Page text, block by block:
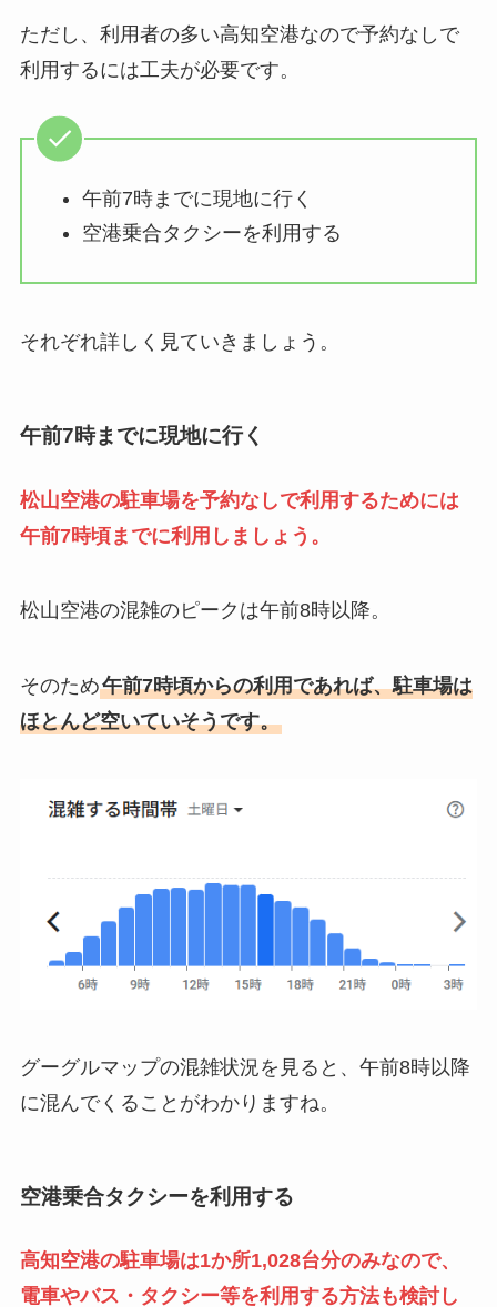
ただし、利用者の多い高知空港なので予約なしで
利用するには工夫が必要です。
午前7時までに現地に行く
空港乗合タクシーを利用する
それぞれ詳しく見ていきましょう。
午前7時までに現地に行く
松山空港の駐車場を予約なしで利用するためには
午前7時頃までに利用しましょう。
松山空港の混雑のピークは午前8時以降。
そのため午前7時頃からの利用であれば、駐車場は
ほとんど空いていそうです。
グーグルマップの混雑状況を見ると、午前8時以降
に混んでくることがわかりますね。
空港乗合タクシーを利用する
高知空港の駐車場は1か所1,028台分のみなので、
電車やバス・タクシー等を利用する方法も検討し